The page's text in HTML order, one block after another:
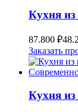
Кухня
87.800 ₽
Заказать
Кухня